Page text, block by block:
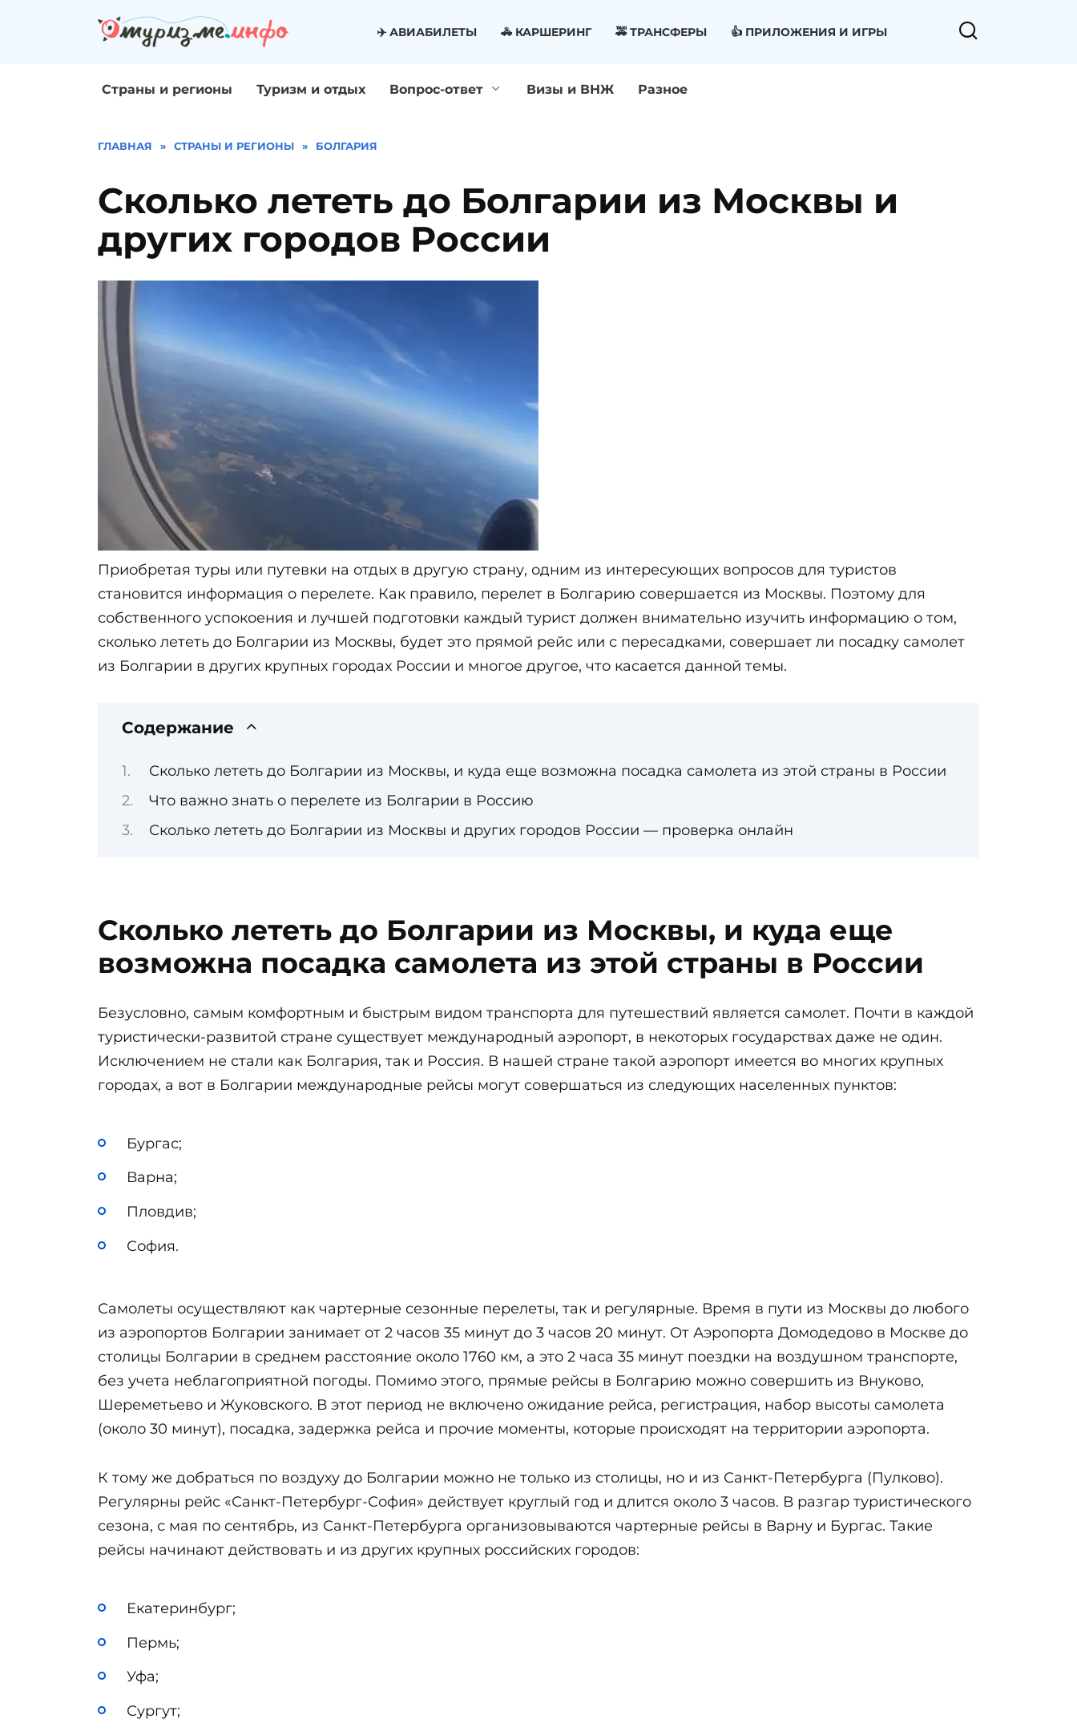
✈️ АВИАБИЛЕТЫ 🚓 КАРШЕРИНГ 🚕 ТРАНСФЕРЫ 👍 ПРИЛОЖЕНИЯ И ИГРЫ
Страны и регионы Туризм и отдых Вопрос-ответ Визы и ВНЖ Разное
ГЛАВНАЯ » СТРАНЫ И РЕГИОНЫ » БОЛГАРИЯ
Сколько лететь до Болгарии из Москвы и
других городов России
Приобретая туры или путевки на отдых в другую страну, одним из интересующих вопросов для туристов
становится информация о перелете. Как правило, перелет в Болгарию совершается из Москвы. Поэтому для
собственного успокоения и лучшей подготовки каждый турист должен внимательно изучить информацию о том,
сколько лететь до Болгарии из Москвы, будет это прямой рейс или с пересадками, совершает ли посадку самолет
из Болгарии в других крупных городах России и многое другое, что касается данной темы.
Содержание
Сколько лететь до Болгарии из Москвы, и куда еще возможна посадка самолета из этой страны в России
Что важно знать о перелете из Болгарии в Россию
Сколько лететь до Болгарии из Москвы и других городов России — проверка онлайн
Сколько лететь до Болгарии из Москвы, и куда еще
возможна посадка самолета из этой страны в России
Безусловно, самым комфортным и быстрым видом транспорта для путешествий является самолет. Почти в каждой
туристически-развитой стране существует международный аэропорт, в некоторых государствах даже не один.
Исключением не стали как Болгария, так и Россия. В нашей стране такой аэропорт имеется во многих крупных
городах, а вот в Болгарии международные рейсы могут совершаться из следующих населенных пунктов:
Бургас;
Варна;
Пловдив;
София.
Самолеты осуществляют как чартерные сезонные перелеты, так и регулярные. Время в пути из Москвы до любого
из аэропортов Болгарии занимает от 2 часов 35 минут до 3 часов 20 минут. От Аэропорта Домодедово в Москве до
столицы Болгарии в среднем расстояние около 1760 км, а это 2 часа 35 минут поездки на воздушном транспорте,
без учета неблагоприятной погоды. Помимо этого, прямые рейсы в Болгарию можно совершить из Внуково,
Шереметьево и Жуковского. В этот период не включено ожидание рейса, регистрация, набор высоты самолета
(около 30 минут), посадка, задержка рейса и прочие моменты, которые происходят на территории аэропорта.
К тому же добраться по воздуху до Болгарии можно не только из столицы, но и из Санкт-Петербурга (Пулково).
Регулярны рейс «Санкт-Петербург-София» действует круглый год и длится около 3 часов. В разгар туристического
сезона, с мая по сентябрь, из Санкт-Петербурга организовываются чартерные рейсы в Варну и Бургас. Такие
рейсы начинают действовать и из других крупных российских городов:
Екатеринбург;
Пермь;
Уфа;
Сургут;